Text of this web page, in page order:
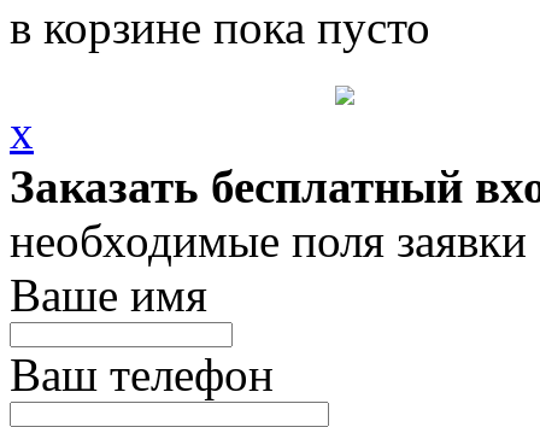
в корзине пока пусто
x
Заказать бесплатный
необходимые поля заявки
Ваше имя
Ваш телефон